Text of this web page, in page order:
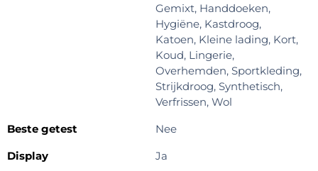
Gemixt, Handdoeken,
Hygiëne, Kastdroog,
Katoen, Kleine lading, Kort,
Koud, Lingerie,
Overhemden, Sportkleding,
Strijkdroog, Synthetisch,
Verfrissen, Wol
Beste getest
Nee
Display
Ja